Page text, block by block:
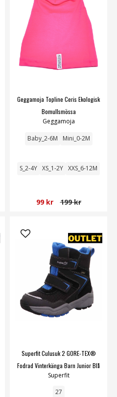
Geggamoja Topline Ceris Ekologisk
Bomullsmössa
Geggamoja
Baby_2-6M Mini_0-2M
S_2-4Y XS_1-2Y XXS_6-12M
99 kr 199 kr
Superfit Culusuk 2 GORE-TEX®
Fodrad Vinterkänga Barn Junior Blå
Superfit
27